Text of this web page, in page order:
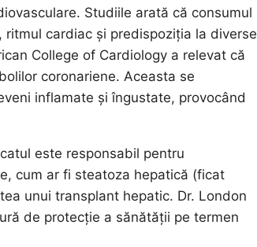
Studiile arată că consumul
cardiac și predispoziția la diverse
College of Cardiology a relevat că
coronariene. Aceasta se
inflamate și îngustate, provocând
este responsabil pentru
cum ar fi steatoza hepatică (ficat
unui transplant hepatic. Dr. London
de protecție a sănătății pe termen